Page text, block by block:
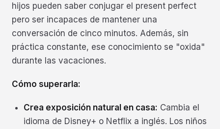
hijos pueden saber conjugar el present perfect
pero ser incapaces de mantener una
conversación de cinco minutos. Además, sin
práctica constante, ese conocimiento se "oxida"
durante las vacaciones.
Cómo superarla:
Crea exposición natural en casa: Cambia el
idioma de Disney+ o Netflix a inglés. Los niños